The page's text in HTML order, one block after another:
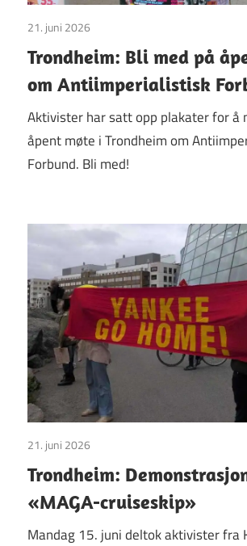
21. juni 2026
Trondheim: Bli med på
om Antiimperialistisk
Aktivister har satt opp plakater for å
åpent møte i Trondheim om
Forbund. Bli med!
21. juni 2026
Trondheim:
«MAGA-cruiseskip»
Mandag 15. juni deltok aktivister fra